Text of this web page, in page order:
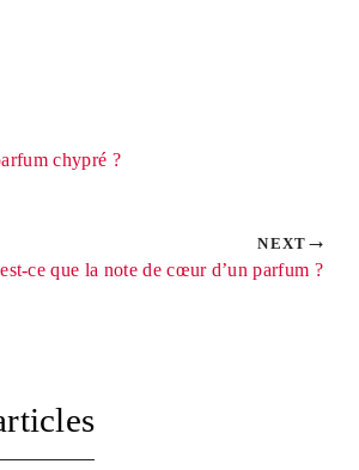
chypré ?
NEXT
ce que la note de cœur d’un parfum ?